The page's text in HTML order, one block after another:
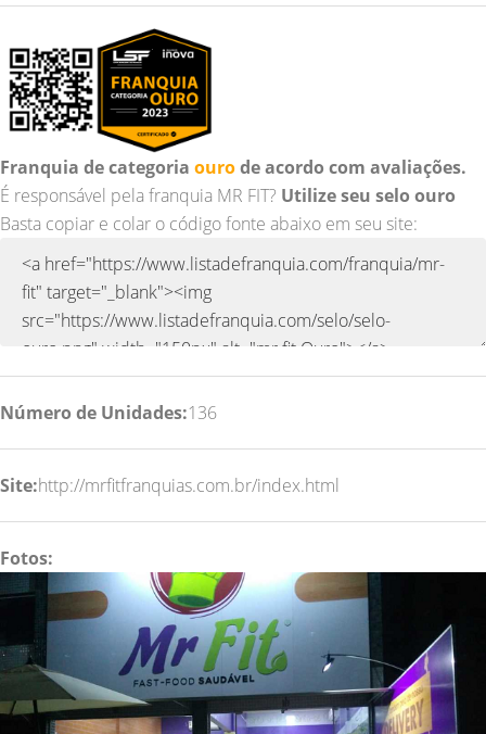
Franquia de categoria ourode acordo com avaliações.
É responsável pela franquia MR FIT? Utilize seu selo ouro
Basta copiar e colar o código fonte abaixo em seu site:
Número de Unidades:136
Site:http://mrfitfranquias.com.br/index.html
Fotos: